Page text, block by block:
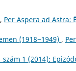
, Per Aspera ad Astra:
(1918−1949) , Per
1 (2014):